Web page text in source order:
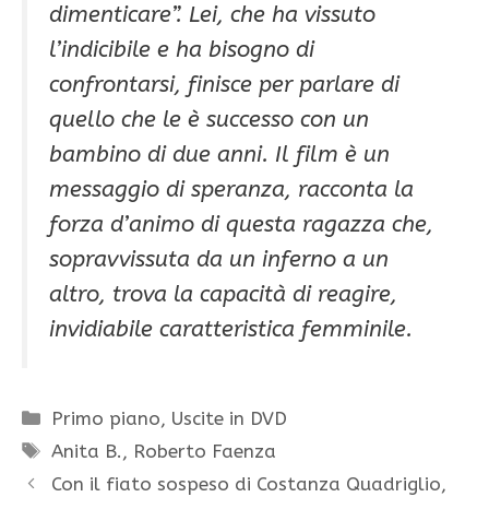
dimenticare”. Lei, che ha vissuto
l’indicibile e ha bisogno di
confrontarsi, finisce per parlare di
quello che le è successo con un
bambino di due anni. Il film è un
messaggio di speranza, racconta la
forza d’animo di questa ragazza che,
sopravvissuta da un inferno a un
altro, trova la capacità di reagire,
invidiabile caratteristica femminile.
Categorie
Primo piano, Uscite in DVD
Tag
Anita B. , Roberto Faenza
Con il fiato sospeso di Costanza Quadriglio,